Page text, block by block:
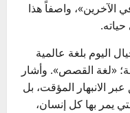
الآخرين»، واصفاً هذا
اليوم بلغة عالمية
«لغة القصص». وأشار
الانبهار المؤقت، بل
يمر بها كل إنسان،